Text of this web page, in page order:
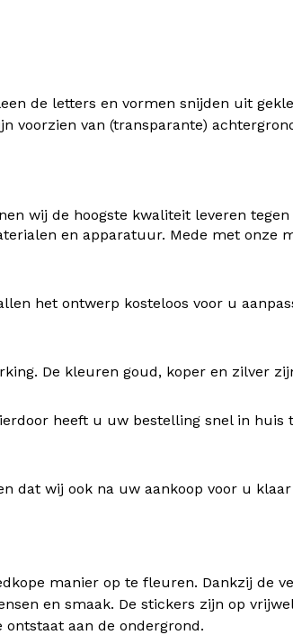
de letters en vormen snijden uit
voorzien van (transparante)
wij de hoogste kwaliteit leveren
en apparatuur. Mede met onze
het ontwerp kosteloos voor u
De kleuren goud, koper en zilver
heeft u uw bestelling snel in huis
wij ook na uw aankoop voor u
manier op te fleuren. Dankzij de
en smaak. De stickers zijn op
aan de ondergrond.